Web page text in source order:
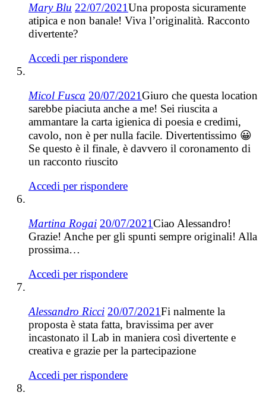
Mary Blu 22/07/2021Una proposta sicuramente
atipica e non banale! Viva l’originalità. Racconto
divertente?
Accedi per rispondere
Micol Fusca 20/07/2021Giuro che questa location
sarebbe piaciuta anche a me! Sei riuscita a
ammantare la carta igienica di poesia e credimi,
cavolo, non è per nulla facile. Divertentissimo 😀
Se questo è il finale, è davvero il coronamento di
un racconto riuscito
Accedi per rispondere
Martina Rogai 20/07/2021Ciao Alessandro!
Grazie! Anche per gli spunti sempre originali! Alla
prossima…
Accedi per rispondere
Alessandro Ricci 20/07/2021Fi nalmente la
proposta è stata fatta, bravissima per aver
incastonato il Lab in maniera così divertente e
creativa e grazie per la partecipazione
Accedi per rispondere